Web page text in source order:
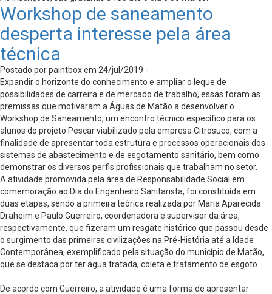
Workshop de saneamento
desperta interesse pela área
técnica
Postado por paintbox em 24/jul/2019 -
Expandir o horizonte do conhecimento e ampliar o leque de
possibilidades de carreira e de mercado de trabalho, essas foram as
premissas que motivaram a Águas de Matão a desenvolver o
Workshop de Saneamento, um encontro técnico específico para os
alunos do projeto Pescar viabilizado pela empresa Citrosuco, com a
finalidade de apresentar toda estrutura e processos operacionais dos
sistemas de abastecimento e de esgotamento sanitário, bem como
demonstrar os diversos perfis profissionais que trabalham no setor.
A atividade promovida pela área de Responsabilidade Social em
comemoração ao Dia do Engenheiro Sanitarista, foi constituída em
duas etapas, sendo a primeira teórica realizada por Maria Aparecida
Draheim e Paulo Guerreiro, coordenadora e supervisor da área,
respectivamente, que fizeram um resgate histórico que passou desde
o surgimento das primeiras civilizações na Pré-História até a Idade
Contemporânea, exemplificado pela situação do município de Matão,
que se destaca por ter água tratada, coleta e tratamento de esgoto.
De acordo com Guerreiro, a atividade é uma forma de apresentar